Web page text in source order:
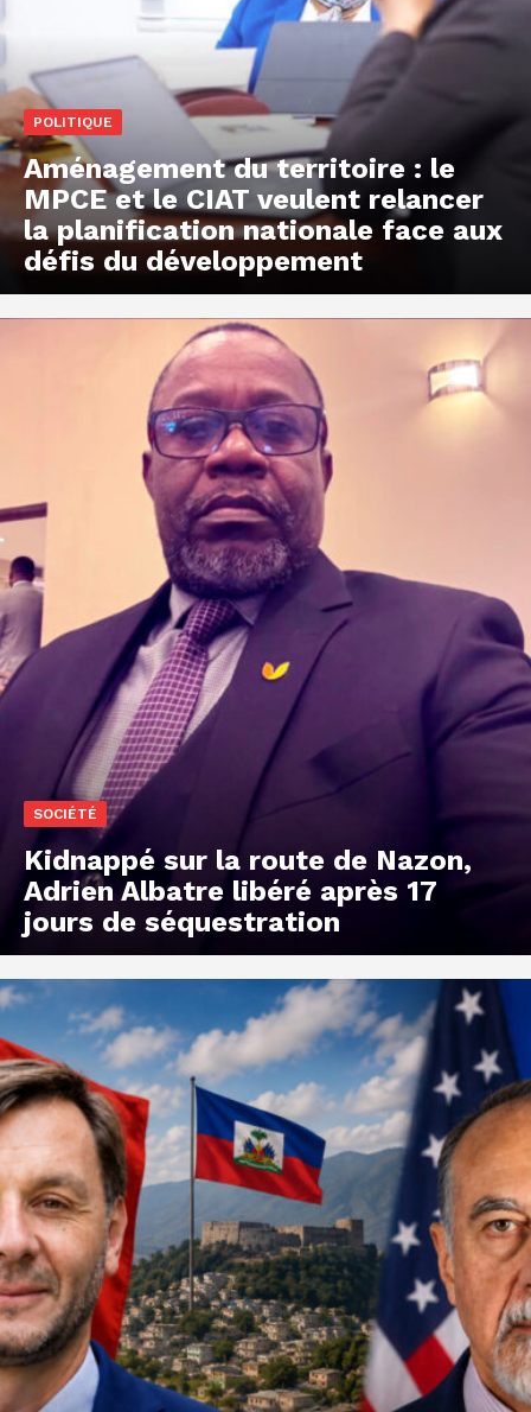
POLITIQUE
Aménagement du territoire : le
MPCE et le CIAT veulent relancer
la planification nationale face aux
défis du développement
SOCIÉTÉ
Kidnappé sur la route de Nazon,
Adrien Albatre libéré après 17
jours de séquestration